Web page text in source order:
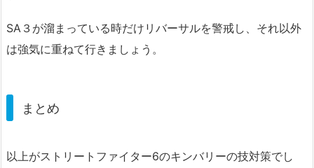
SA３が溜まっている時だけリバーサルを警戒し、それ以外
は強気に重ねて行きましょう。
まとめ
以上がストリートファイター6のキンバリーの技対策でし